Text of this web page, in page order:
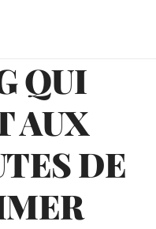
QUI
AUX
DE